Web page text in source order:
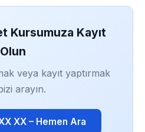
Kursumuza Kayıt
Olun
veya kayıt yaptırmak
arayın.
XX – Hemen Ara